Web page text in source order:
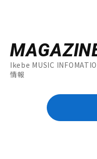
Ikebe MUSIC
情報